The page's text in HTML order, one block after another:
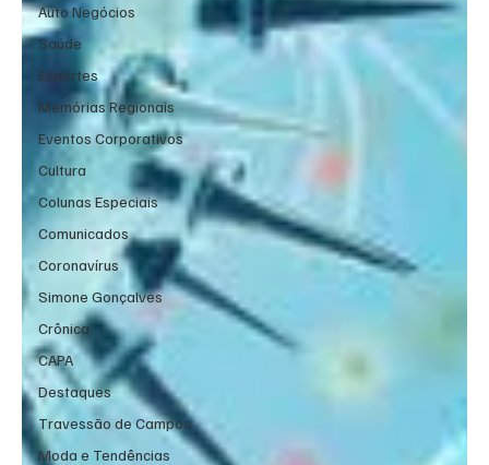
Auto Negócios
Saúde
Esportes
Memórias Regionais
Eventos Corporativos
Cultura
Colunas Especiais
Comunicados
Coronavírus
Simone Gonçalves
Crônica
CAPA
Destaques
Travessão de Campos
Moda e Tendências